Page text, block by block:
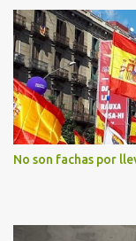
No son fachas por